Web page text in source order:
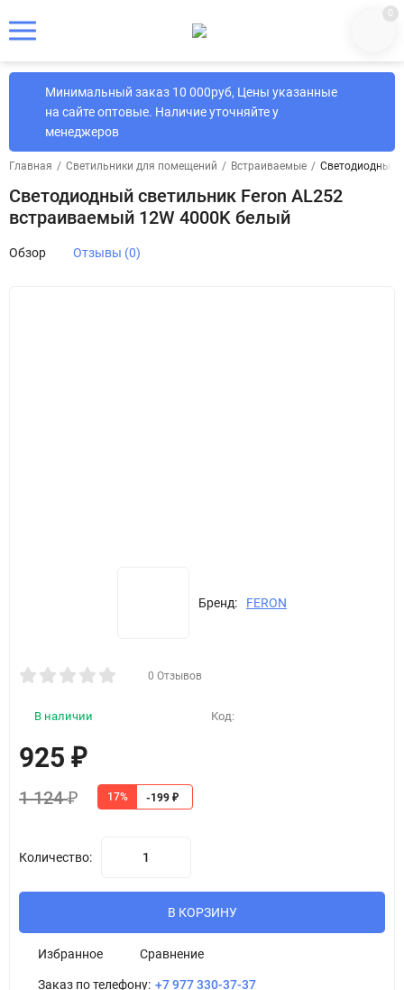
0
Минимальный заказ 10 000руб, Цены указанные
на сайте оптовые. Наличие уточняйте у
менеджеров
Главная / Светильники для помещений / Встраиваемые / Светодиодный
Светодиодный светильник Feron AL252
встраиваемый 12W 4000K белый
Обзор Отзывы (0)
Бренд: FERON
0 Отзывов
В наличии Код:
925 ₽
1 124₽ 17% -199 ₽
Количество:
В КОРЗИНУ
Избранное Сравнение
Заказ по телефону: +7 977 330-37-37